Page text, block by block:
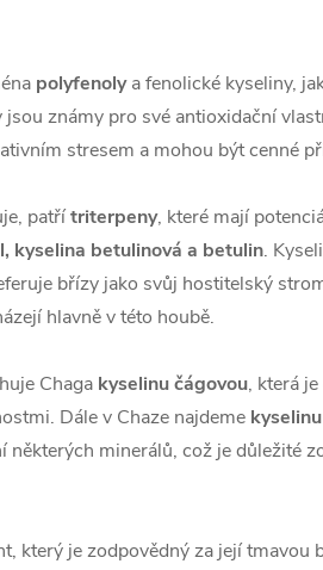
polyfenolya fenolické kyseliny,
jsou známy pro své antioxidační
stresem a mohou být cenné
patřítriterpeny, které mají
kyselina betulinová a betulin.
břízy jako svůj hostitelský
hlavně v této houbě.
Chaga kyselinu čágovou, která
Dále v Chaze najdeme
některých minerálů, což je důležité
který je zodpovědný za její tmavou